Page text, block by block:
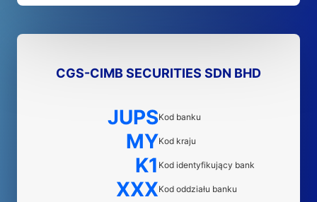
CGS-CIMB SECURITIES SDN BHD
JUPSKod banku
MYKod kraju
K1 Kod identyfikujący bank
XXXKod oddziału banku